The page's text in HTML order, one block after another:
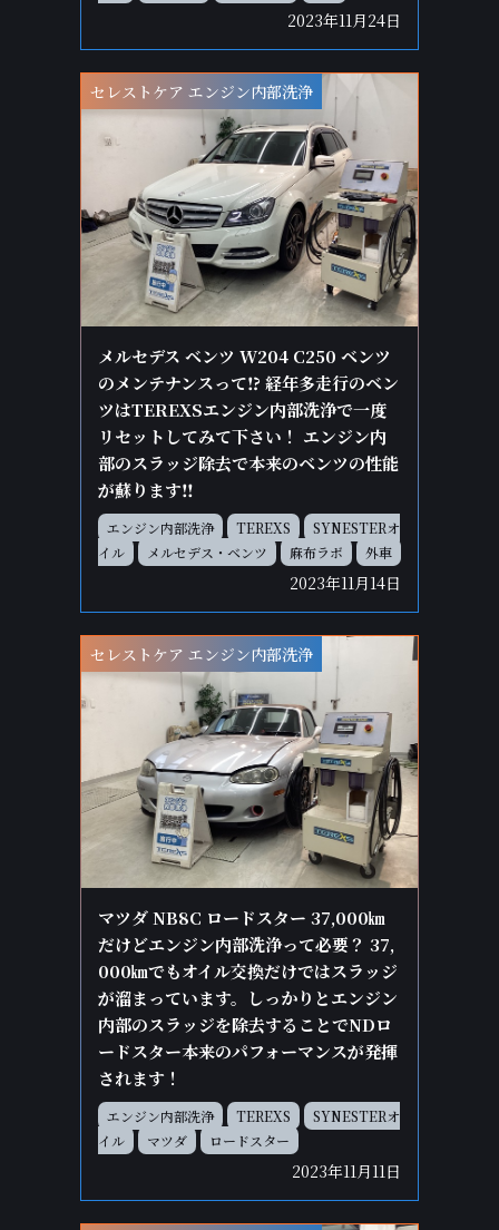
2023年11月24日
セレストケア エンジン内部洗浄
メルセデス ベンツ W204 C250 ベンツ
のメンテナンスって⁉ 経年多走行のベン
ツはTEREXSエンジン内部洗浄で一度
リセットしてみて下さい！ エンジン内
部のスラッジ除去で本来のベンツの性能
が蘇ります‼
エンジン内部洗浄 TEREXS
SYNESTERオ
イル
メルセデス・ベンツ 麻布ラボ 外車
2023年11月14日
セレストケア エンジン内部洗浄
マツダ NB8C ロードスター 37,000㎞
だけどエンジン内部洗浄って必要？ 37,
000㎞でもオイル交換だけではスラッジ
が溜まっています。しっかりとエンジン
内部のスラッジを除去することでNDロ
ードスター本来のパフォーマンスが発揮
されます！
エンジン内部洗浄 TEREXS
SYNESTERオ
イル
マツダ ロードスター
2023年11月11日